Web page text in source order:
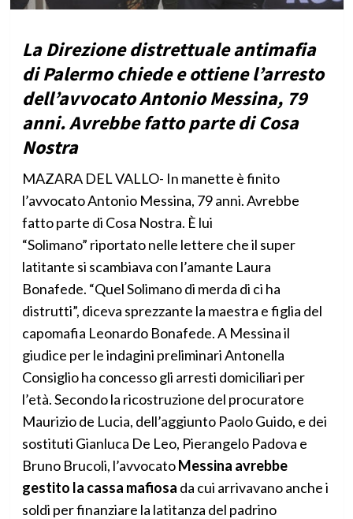
La Direzione distrettuale antimafia
di Palermo chiede e ottiene l’arresto
dell’avvocato Antonio Messina, 79
anni. Avrebbe fatto parte di Cosa
Nostra
MAZARA DEL VALLO- In manette è finito
l’avvocato Antonio Messina, 79 anni. Avrebbe
fatto parte di Cosa Nostra. È lui
“Solimano” riportato nelle lettere che il super
latitante si scambiava con l’amante Laura
Bonafede. “Quel Solimano di merda di ci ha
distrutti”, diceva sprezzante la maestra e figlia del
capomafia Leonardo Bonafede. A Messina il
giudice per le indagini preliminari Antonella
Consiglio ha concesso gli arresti domiciliari per
l’età. Secondo la ricostruzione del procuratore
Maurizio de Lucia, dell’aggiunto Paolo Guido, e dei
sostituti Gianluca De Leo, Pierangelo Padova e
Bruno Brucoli, l’avvocatoMessina avrebbe
gestito la cassa mafiosa da cui arrivavano anche i
soldi per finanziare la latitanza del padrino